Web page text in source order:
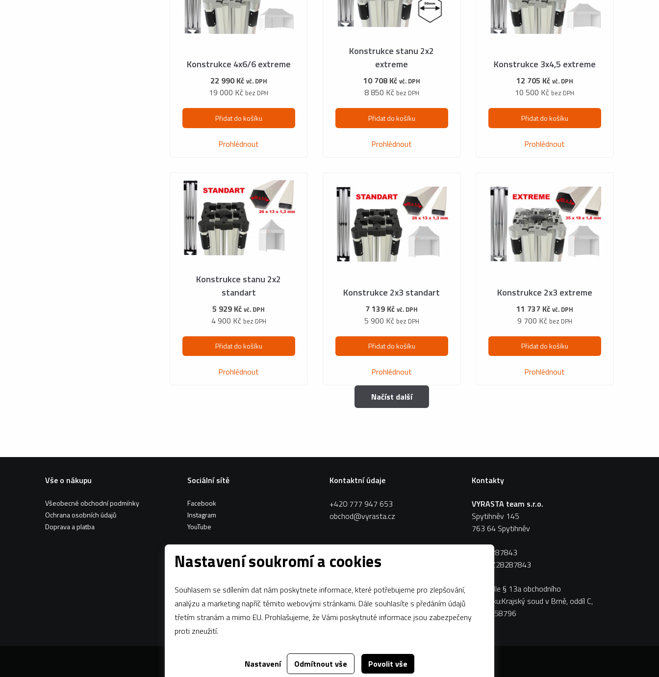
Konstrukce 4x6/6 extreme
22 990 Kč vč. DPH
19 000 Kč bez DPH
Přidat do košíku
Prohlédnout
Konstrukce stanu 2x2
extreme
10 708 Kč vč. DPH
8 850 Kč bez DPH
Přidat do košíku
Prohlédnout
Konstrukce 3x4,5 extreme
12 705 Kč vč. DPH
10 500 Kč bez DPH
Přidat do košíku
Prohlédnout
Konstrukce stanu 2x2
standart
5 929 Kčvč. DPH
4 900 Kč bez DPH
Přidat do košíku
Prohlédnout
Konstrukce 2x3 standart
7 139 Kčvč. DPH
5 900 Kč bez DPH
Přidat do košíku
Prohlédnout
Konstrukce 2x3 extreme
11 737 Kč vč. DPH
9 700 Kč bez DPH
Přidat do košíku
Prohlédnout
Načíst další
Vše o nákupu
Všeobecné obchodní podmínky
Ochrana osobních údajů
Doprava a platba
Sociální sítě
Facebook
Instagram
YouTube
Kontaktní údaje
+420 777 947 653
obchod@vyrasta.cz
Kontakty
VYRASTA team s.r.o.
Spytihněv 145
763 64 Spytihněv
28287843
CZ28287843
Zápis dle § 13a obchodního
zákoníku:Krajský soud v Brně, oddíl C,
vložka 58796
Za tímto webem stojídgstudio.
Nastavení soukromí a cookies
Souhlasem se sdílením dat nám poskytnete informace, které potřebujeme pro zlepšování,
analýzu a marketing napříč těmito webovými stránkami. Dále souhlasíte s předáním údajů
třetím stranám a mimo EU. Prohlašujeme, že Vámi poskytnuté informace jsou zabezpečeny
proti zneužití.
Nastavení Odmítnout vše Povolit vše